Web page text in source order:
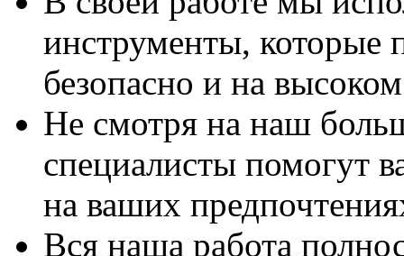
инструменты, которые
безопасно и на
Не смотря на наш
специалисты помогут
на ваших
Вся наша работа